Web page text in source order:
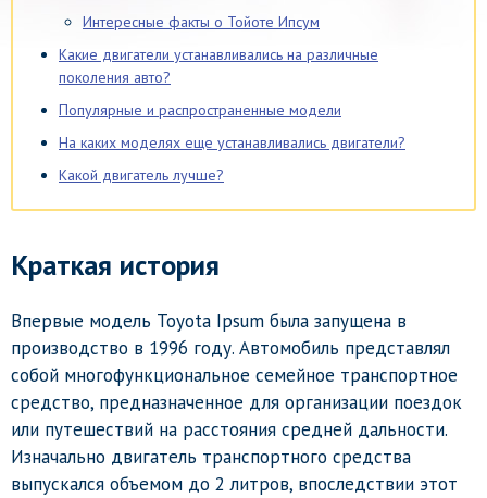
Интересные факты о Тойоте Ипсум
Какие двигатели устанавливались на различные
поколения авто?
Популярные и распространенные модели
На каких моделях еще устанавливались двигатели?
Какой двигатель лучше?
Краткая история
Впервые модель Toyota Ipsum была запущена в
производство в 1996 году. Автомобиль представлял
собой многофункциональное семейное транспортное
средство, предназначенное для организации поездок
или путешествий на расстояния средней дальности.
Изначально двигатель транспортного средства
выпускался объемом до 2 литров, впоследствии этот